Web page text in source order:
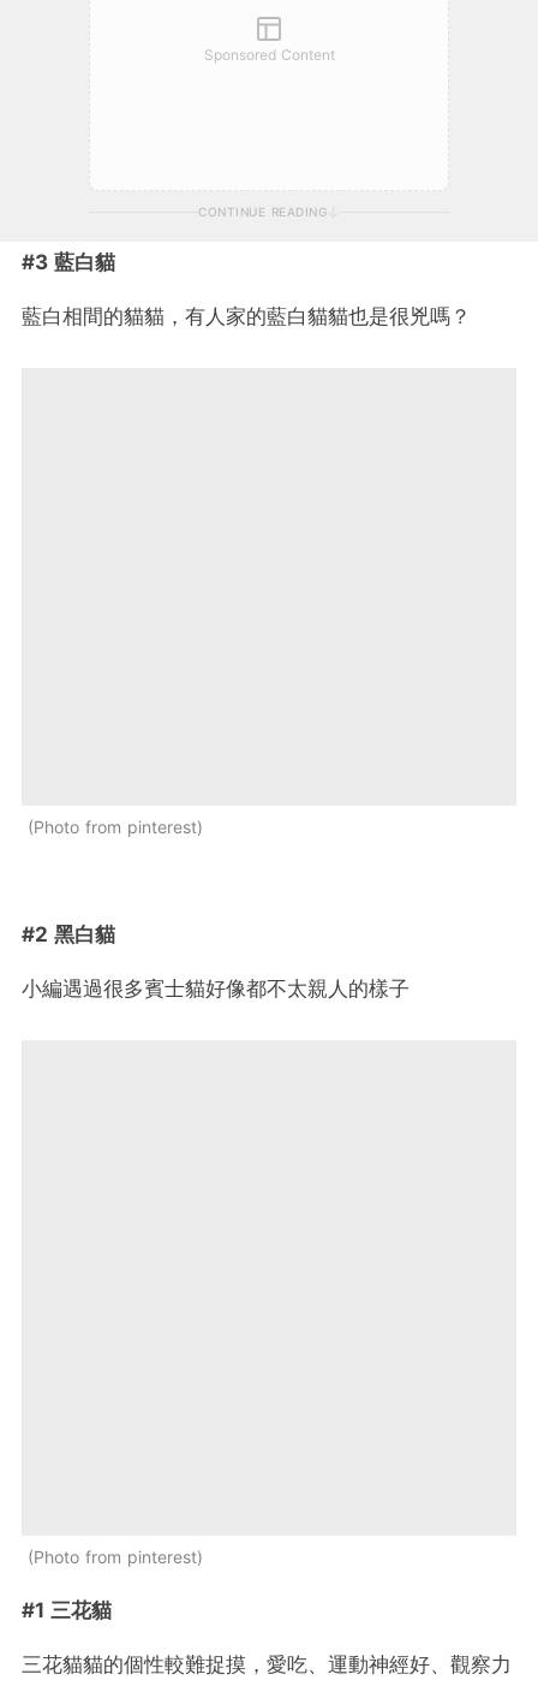
Sponsored Content
CONTINUE READING
#3 藍白貓
藍白相間的貓貓，有人家的藍白貓貓也是很兇嗎？
Photo from pinterest
#2 黑白貓
小編遇過很多賓士貓好像都不太親人的樣子
Photo from pinterest
#1 三花貓
三花貓貓的個性較難捉摸，愛吃、運動神經好、觀察力